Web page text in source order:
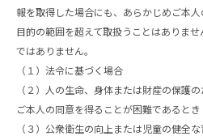
報を取得した場合にも、あらかじめご本
目的の範囲を超えて取扱うことはありま
ではありません。
（１）法令に基づく場合
（２）人の生命、身体または財産の保護
ご本人の同意を得ることが困難であるとき
（３）公衆衛生の向上または児童の健全